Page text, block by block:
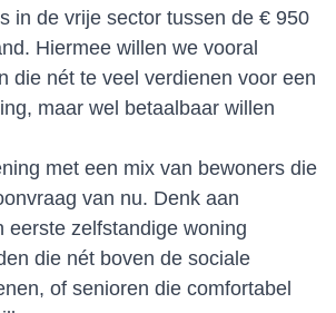
in de vrije sector tussen de € 950
Hiermee willen we vooral
die nét te veel verdienen voor een
maar wel betaalbaar willen
met een mix van bewoners die
van nu. Denk aan
eerste zelfstandige woning
die nét boven de sociale
of senioren die comfortabel